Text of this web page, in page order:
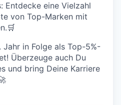
Entdecke eine Vielzahl
von Top-Marken mit
Jahr in Folge als Top-5%-
Überzeuge auch Du
und bring Deine Karriere